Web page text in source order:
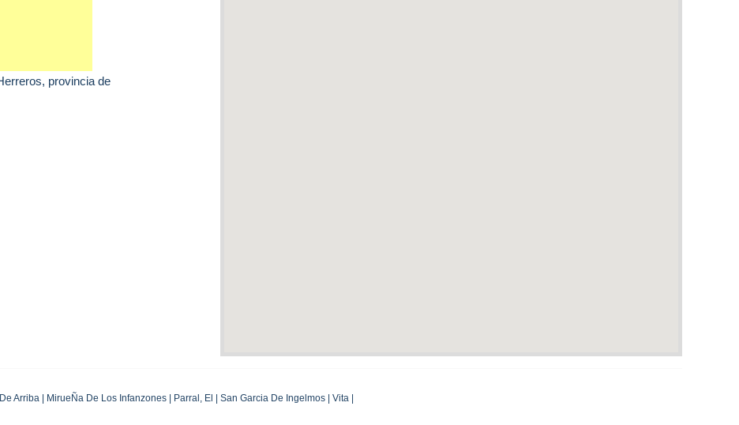
, provincia de
Arriba | MirueÑa De Los Infanzones | Parral, El | San Garcia De Ingelmos | Vita |